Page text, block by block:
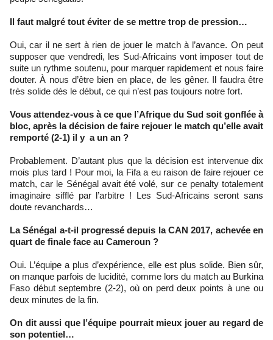
Il faut malgré tout éviter de se mettre trop de pression…
Oui, car il ne sert à rien de jouer le match à l’avance. On peut
supposer que vendredi, les Sud-Africains vont imposer tout de
suite un rythme soutenu, pour marquer rapidement et nous faire
douter. À nous d’être bien en place, de les gêner. Il faudra être
très solide dès le début, ce qui n’est pas toujours notre fort.
Vous attendez-vous à ce que l’Afrique du Sud soit gonflée à
bloc, après la décision de faire rejouer le match qu’elle avait
remporté (2-1) il y a un an ?
Probablement. D’autant plus que la décision est intervenue dix
mois plus tard ! Pour moi, la Fifa a eu raison de faire rejouer ce
match, car le Sénégal avait été volé, sur ce penalty totalement
imaginaire sifflé par l’arbitre ! Les Sud-Africains seront sans
doute revanchards…
La Sénégal a-t-il progressé depuis la CAN 2017, achevée en
quart de finale face au Cameroun ?
Oui. L’équipe a plus d’expérience, elle est plus solide. Bien sûr,
on manque parfois de lucidité, comme lors du match au Burkina
Faso début septembre (2-2), où on perd deux points à une ou
deux minutes de la fin.
On dit aussi que l’équipe pourrait mieux jouer au regard de
son potentiel…